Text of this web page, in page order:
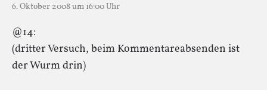
6. Oktober 2008 um 16:00 Uhr
@14:
(dritter Versuch, beim Kommentareabsenden ist
der Wurm drin)